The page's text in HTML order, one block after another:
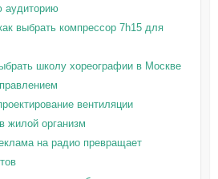
аудиторию
выбрать компрессор 7h15 для
школу хореографии в Москве
вентиляции
жилой организм
на радио превращает